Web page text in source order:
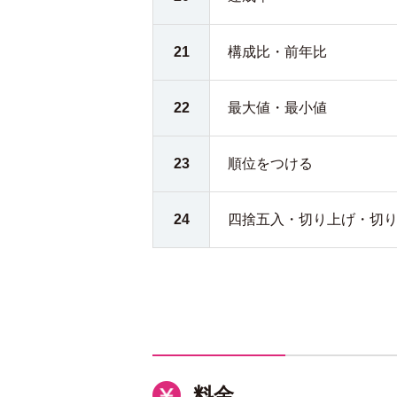
21 構成比・前年比
22 最大値・最小値
23 順位をつける
24 四捨五入・切り上げ・切